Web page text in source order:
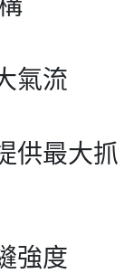
氣流
供最大抓
強度